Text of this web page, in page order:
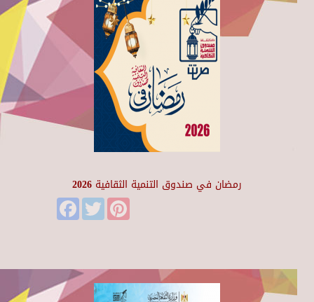
رمضان في صندوق التنمية الثقافية 2026
FacebookTwitter